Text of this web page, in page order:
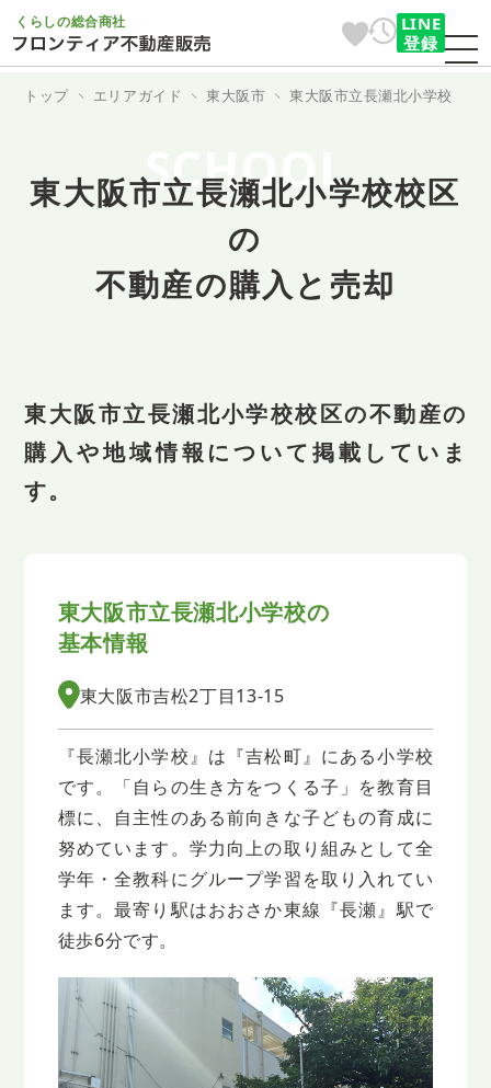
くらしの総合商社
LINE
登録
トップ エリアガイド 東大阪市 東大阪市立長瀬北小学校
SCHOOL
東大阪市立長瀬北小学校校区
の
不動産の購入と売却
東大阪市立長瀬北小学校校区の不動産の
購入や地域情報について掲載していま
す。
東大阪市立長瀬北小学校の
基本情報
東大阪市吉松2丁目13-15
『長瀬北小学校』は『吉松町』にある小学校
です。「自らの生き方をつくる子」を教育目
標に、自主性のある前向きな子どもの育成に
努めています。学力向上の取り組みとして全
学年・全教科にグループ学習を取り入れてい
ます。最寄り駅はおおさか東線『長瀬』駅で
徒歩6分です。